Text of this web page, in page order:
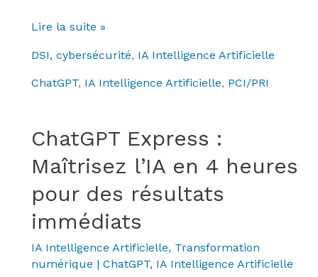
k
e
dI
p
y
Li
g
er
Lire la suite »
DSI, cybersécurité, IA Intelligence Artificielle
ChatGPT, IA Intelligence Artificielle, PCI/PRI
ChatGPT Express :
Maîtrisez l’IA en 4 heures
pour des résultats
immédiats
IA Intelligence Artificielle, Transformation
numérique | ChatGPT, IA Intelligence Artificielle
ChatGPT
Maîtrisez
en
4
heures